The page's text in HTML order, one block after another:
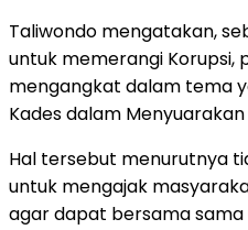
Taliwondo mengatakan,
untuk memerangi Korupsi,
mengangkat dalam tema
Kades dalam Menyuarakan
Hal tersebut menurutnya
untuk mengajak
agar dapat bersama sama